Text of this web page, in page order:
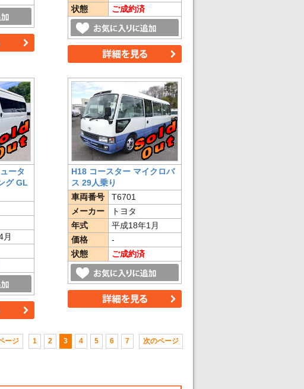
状態
ご成約済
ータ
グ GL
月
H18 コースター マイクロバ
ス 29人乗り
車両番号
T6701
メーカー
トヨタ
年式
平成18年1月
価格
-
状態
ご成約済
ージ 1 2 3 4 5 6 7 次のページ